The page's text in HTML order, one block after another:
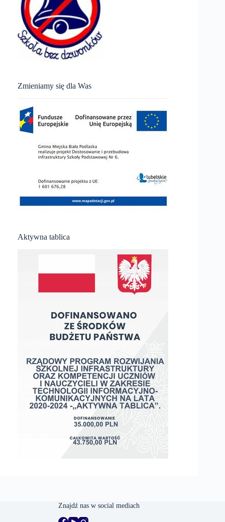
Zmieniamy się dla Was
Aktywna tablica
Znajdź nas w social mediach